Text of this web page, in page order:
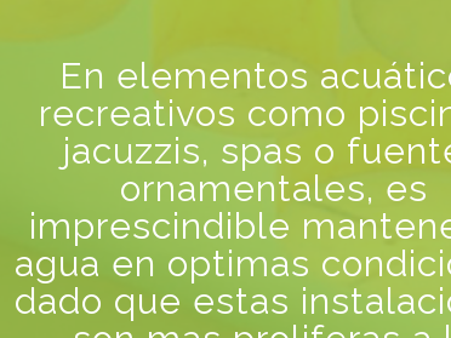
En elementos
recreativos como
jacuzzis, spas o
ornamentales, es
imprescindible
agua en optimas
dado que estas